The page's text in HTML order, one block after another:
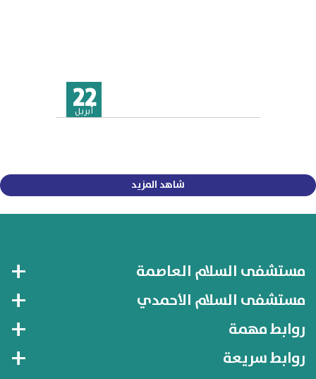
22
أبريل
شاهد المزيد
مستشفى السلام العاصمة
مستشفى السلام الأحمدي
روابط مهمة
روابط سريعة